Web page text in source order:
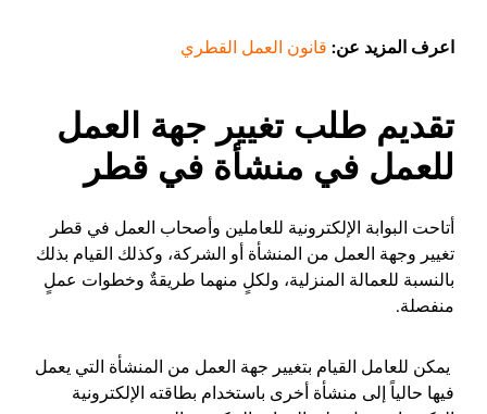
اعرف المزيد عن: قانون العمل القطري
تقديم طلب تغيير جهة العمل
للعمل في منشأة في قطر
أتاحت البوابة الإلكترونية للعاملين وأصحاب العمل في قطر
تغيير وجهة العمل من المنشأة أو الشركة، وكذلك القيام بذلك
بالنسبة للعمالة المنزلية، ولكلٍ منهما طريقةٌ وخطوات عملٍ
منفصلة.
يمكن للعامل القيام بتغيير جهة العمل من المنشأة التي يعمل
فيها حالياً إلى منشأة أخرى باستخدام بطاقته الإلكترونية